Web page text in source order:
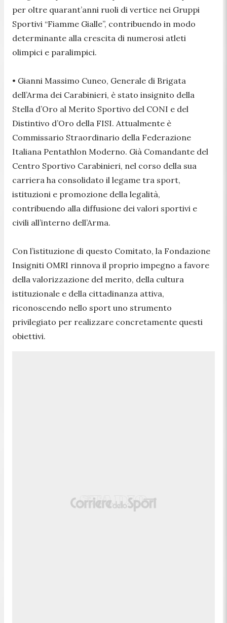
per oltre quarant’anni ruoli di vertice nei Gruppi
Sportivi “Fiamme Gialle”, contribuendo in modo
determinante alla crescita di numerosi atleti
olimpici e paralimpici.
• Gianni Massimo Cuneo, Generale di Brigata
dell’Arma dei Carabinieri, è stato insignito della
Stella d’Oro al Merito Sportivo del CONI e del
Distintivo d’Oro della FISI. Attualmente è
Commissario Straordinario della Federazione
Italiana Pentathlon Moderno. Già Comandante del
Centro Sportivo Carabinieri, nel corso della sua
carriera ha consolidato il legame tra sport,
istituzioni e promozione della legalità,
contribuendo alla diffusione dei valori sportivi e
civili all’interno dell’Arma.
Con l’istituzione di questo Comitato, la Fondazione
Insigniti OMRI rinnova il proprio impegno a favore
della valorizzazione del merito, della cultura
istituzionale e della cittadinanza attiva,
riconoscendo nello sport uno strumento
privilegiato per realizzare concretamente questi
obiettivi.